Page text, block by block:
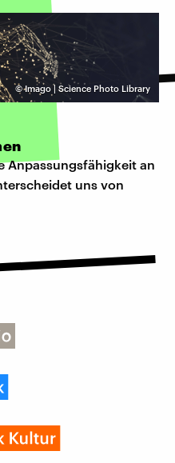
©Imago | Science Photo Library
Anpassungsfähigkeit an
uns von